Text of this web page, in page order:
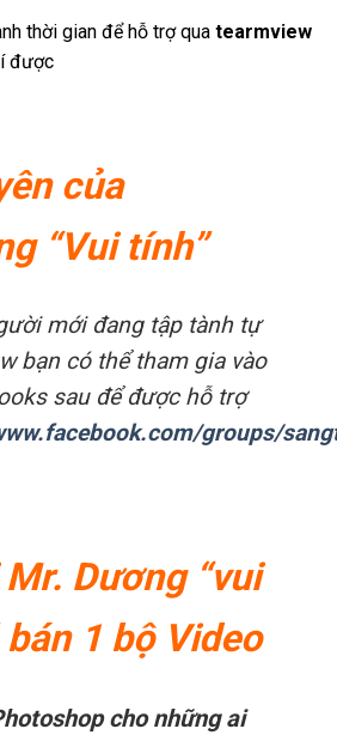
được
“Vui tính”
bạn có thể tham gia vào
sau để được hỗ trợ
groups/
1 bộ Video
rất chi tiết và dễ hiểu,